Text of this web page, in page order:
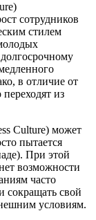
сотрудников
стилем
в отличие от
из
Culture) может
пытается
При этой
возможности
часто
сокращать свой
условиям.